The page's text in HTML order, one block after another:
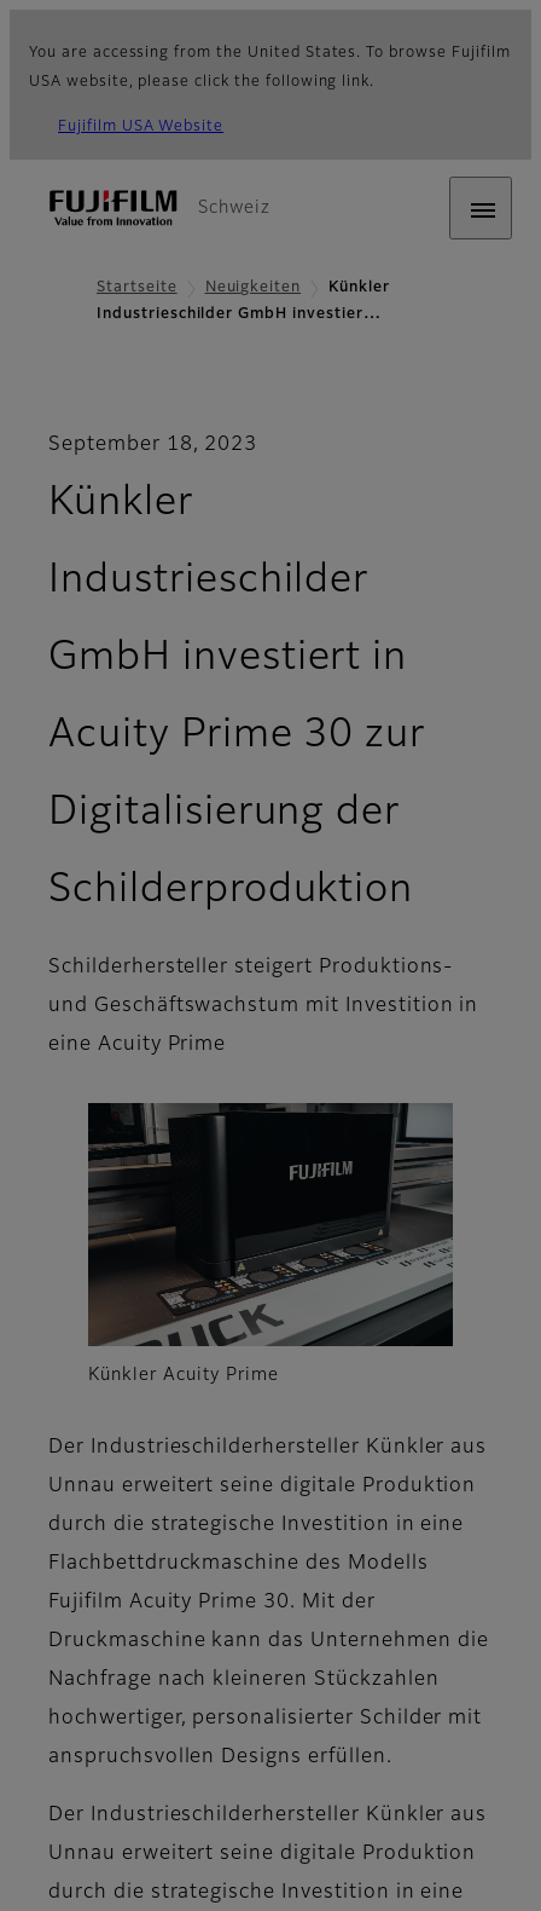
You are accessing from the United States. To browse Fujifilm
USA website, please click the following link.
Fujifilm USA Website
Schweiz
Startseite Neuigkeiten
Künkler
Industrieschilder GmbH investier…
September 18, 2023
Künkler
Industrieschilder
GmbH investiert in
Acuity Prime 30 zur
Digitalisierung der
Schilderproduktion
Schilderhersteller steigert Produktions-
und Geschäftswachstum mit Investition in
eine Acuity Prime
Künkler Acuity Prime
Der Industrieschilderhersteller Künkler aus
Unnau erweitert seine digitale Produktion
durch die strategische Investition in eine
Flachbettdruckmaschine des Modells
Fujifilm Acuity Prime 30. Mit der
Druckmaschine kann das Unternehmen die
Nachfrage nach kleineren Stückzahlen
hochwertiger, personalisierter Schilder mit
anspruchsvollen Designs erfüllen.
Der Industrieschilderhersteller Künkler aus
Unnau erweitert seine digitale Produktion
durch die strategische Investition in eine